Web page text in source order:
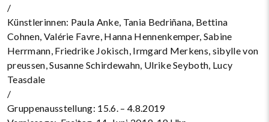
/
Künstlerinnen: Paula Anke, Tania Bedriñana, Bettina
Cohnen, Valérie Favre, Hanna Hennenkemper, Sabine
Herrmann, Friedrike Jokisch, Irmgard Merkens, sibylle von
preussen, Susanne Schirdewahn, Ulrike Seyboth, Lucy
Teasdale
/
Gruppenausstellung: 15.6. – 4.8.2019